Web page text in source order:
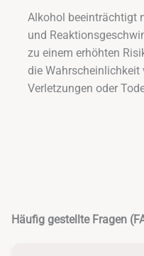
Alkohol beeinträchtigt
und
zu einem erhöhten
die
Verletzungen oder
Häufig gestellte Fragen